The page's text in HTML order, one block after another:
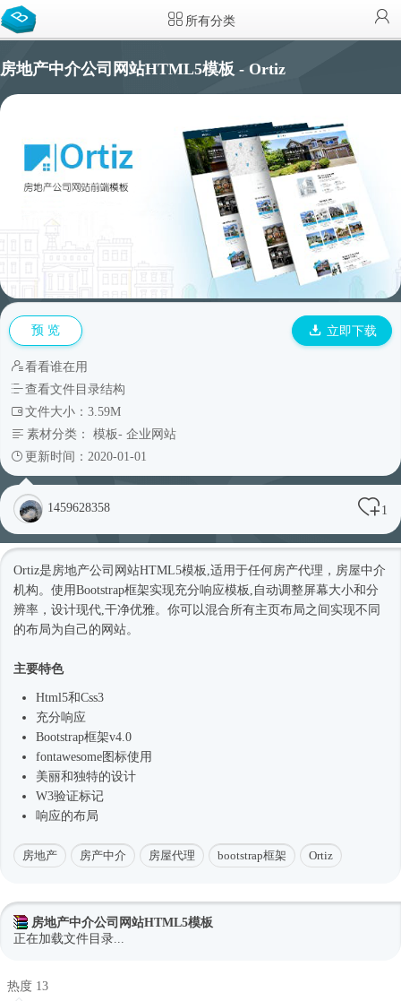
所有分类
房地产中介公司网站HTML5模板 - Ortiz
预 览 立即下载
看看谁在用
查看文件目录结构
文件大小：3.59M
素材分类： 模板- 企业网站
更新时间：2020-01-01
1459628358 1
Ortiz是房地产公司网站HTML5模板 ,适用于任何房产代理，房屋中介
机构。使用Bootstrap框架实现充分响应模板,自动调整屏幕大小和分
辨率，设计现代,干净优雅。你可以混合所有主页布局之间实现不同
的布局为自己的网站。
主要特色
Html5和Css3
充分响应
Bootstrap框架v4.0
fontawesome图标使用
美丽和独特的设计
W3验证标记
响应的布局
房地产 房产中介 房屋代理 bootstrap框架 Ortiz
房地产中介公司网站HTML5模板
正在加载文件目录...
热度 13